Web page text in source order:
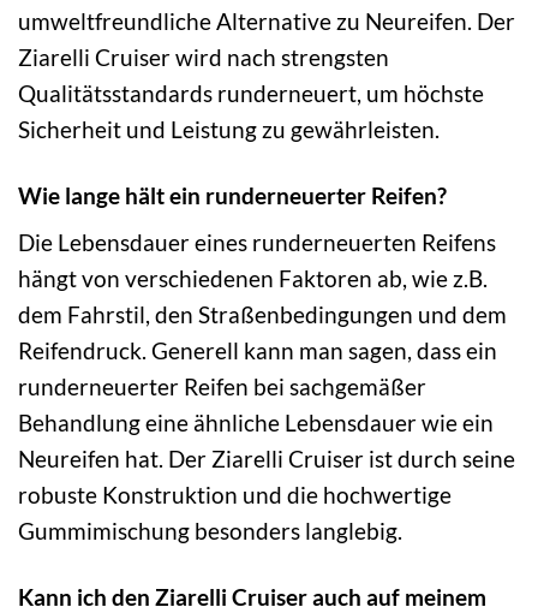
umweltfreundliche Alternative zu Neureifen. Der
Ziarelli Cruiser wird nach strengsten
Qualitätsstandards runderneuert, um höchste
Sicherheit und Leistung zu gewährleisten.
Wie lange hält ein runderneuerter Reifen?
Die Lebensdauer eines runderneuerten Reifens
hängt von verschiedenen Faktoren ab, wie z.B.
dem Fahrstil, den Straßenbedingungen und dem
Reifendruck. Generell kann man sagen, dass ein
runderneuerter Reifen bei sachgemäßer
Behandlung eine ähnliche Lebensdauer wie ein
Neureifen hat. Der Ziarelli Cruiser ist durch seine
robuste Konstruktion und die hochwertige
Gummimischung besonders langlebig.
Kann ich den Ziarelli Cruiser auch auf meinem